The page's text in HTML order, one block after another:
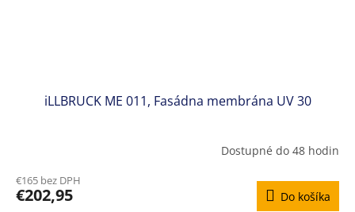
iLLBRUCK ME 011, Fasádna membrána UV 30
Dostupné do 48 hodin
€165 bez DPH
€202,95 Do košíka